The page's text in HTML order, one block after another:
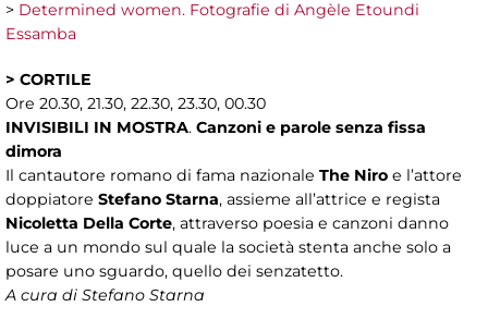
> Determined women. Fotografie di Angèle Etoundi
Essamba
> CORTILE
Ore 20.30, 21.30, 22.30, 23.30, 00.30
INVISIBILI IN MOSTRA. Canzoni e parole senza fissa
dimora
Il cantautore romano di fama nazionale The Niro e l’attore
doppiatore Stefano Starna, assieme all’attrice e regista
Nicoletta Della Corte, attraverso poesia e canzoni danno
luce a un mondo sul quale la società stenta anche solo a
posare uno sguardo, quello dei senzatetto.
A cura di Stefano Starna